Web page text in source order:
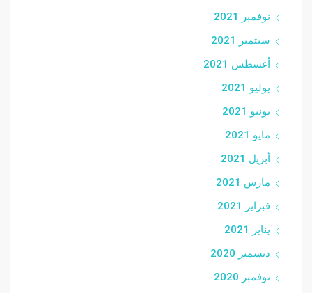
نوفمبر 2021
سبتمبر 2021
أغسطس 2021
يوليو 2021
يونيو 2021
مايو 2021
أبريل 2021
مارس 2021
فبراير 2021
يناير 2021
ديسمبر 2020
نوفمبر 2020